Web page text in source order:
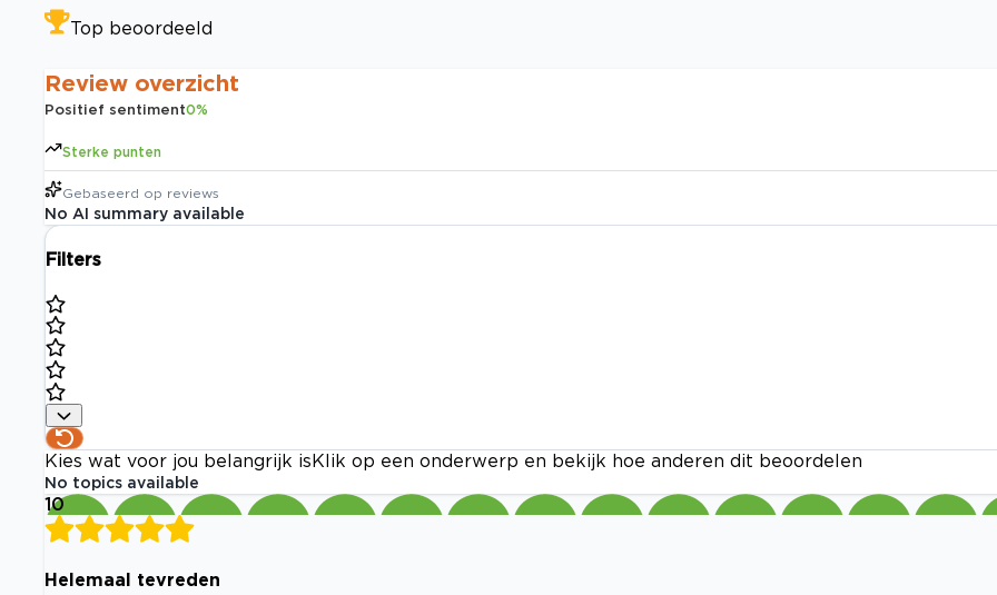
Top beoordeeld
Review overzicht
Positief sentiment0%
Sterke punten
Gebaseerd op reviews
No AI summary available
Filters
Kies wat voor jou belangrijk is Klik op een onderwerp en bekijk hoe anderen dit beoordelen
No topics available
10
Helemaal tevreden